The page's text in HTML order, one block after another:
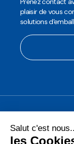
plaisir de vous
solutions